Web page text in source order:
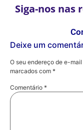
Siga-nos nas
Deixe um
O seu endereço de e-
marcados com *
Comentário *